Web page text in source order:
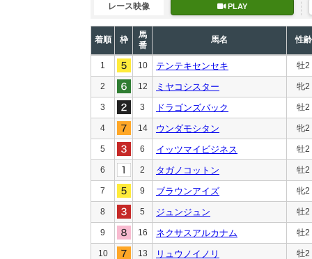
レース映像 PLAY
着順 枠
馬
番
馬名 性齢
1 10 テンテキセンセキ 牡2
2 12 ミヤコシスター 牝2
3 3 ドラゴンズバック 牡2
4 14 ウンダモシタン 牝2
5 6 イッツマイビジネス 牡2
6 2 タガノコットン 牡2
7 9 ブラウンアイズ 牝2
8 5 ジュンジュン 牡2
9 16 ネクサスアルカナム 牡2
10 13 リュウノイノリ 牡2